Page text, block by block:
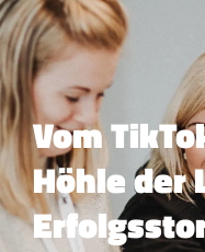
Vom
Höhle der